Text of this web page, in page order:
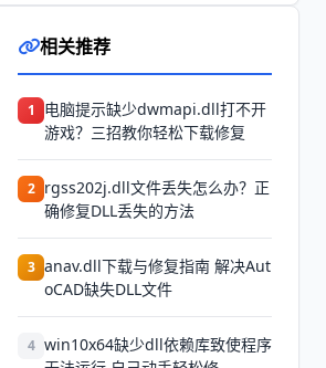
相关推荐
1
电脑提示缺少dwmapi.dll打不开
游戏？三招教你轻松下载修复
2 rgss202j.dll文件丢失怎么办？正
确修复DLL丢失的方法
3 anav.dll下载与修复指南 解决Aut
oCAD缺失DLL文件
4 win10x64缺少dll依赖库致使程序